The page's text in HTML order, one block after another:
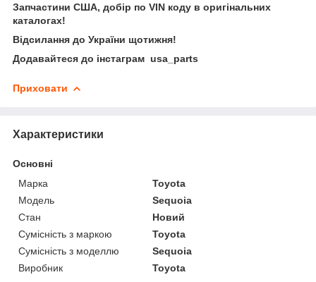
Запчастини США, добір по VIN коду в оригінальних
каталогах!
Відсилання до України щотижня!
Додавайтеся до інстаграм usa_parts
Приховати
Характеристики
Основні
Марка
Toyota
Модель
Sequoia
Стан
Новий
Сумісність з маркою
Toyota
Сумісність з моделлю
Sequoia
Виробник
Toyota